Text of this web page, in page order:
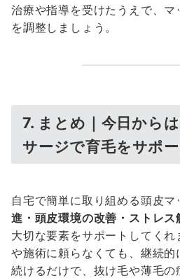
治療や指導を受けたうえで、
を調整しましょう。
7. まとめ｜今日から
サージで育毛をサポー
自宅で簡単に取り組める頭皮マ
進・頭皮環境の改善・ストレス
大切な要素をサポートしてく
や施術に頼らなくても、継続
続けるだけで、抜け毛や薄毛